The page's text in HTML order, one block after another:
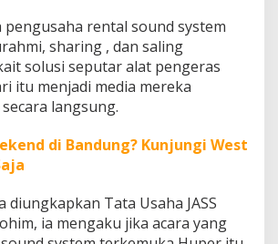
pengusaha rental sound system
sharing , dan saling
solusi seputar alat pengeras
itu menjadi media mereka
langsung.
di Bandung? Kunjungi West
diungkapkan Tata Usaha JASS
ia mengaku jika acara yang